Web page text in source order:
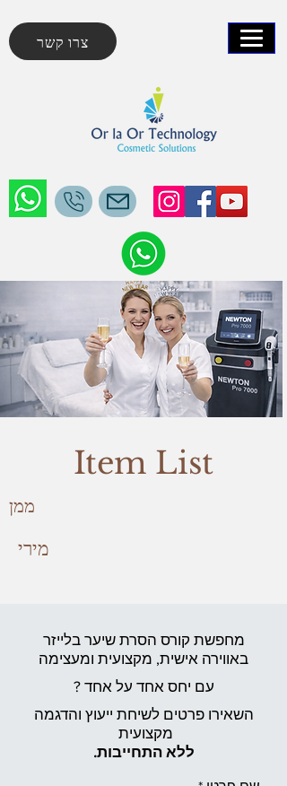
צרו קשר
Item List
ממן
מירי
מחפשת קורס הסרת שיער בלייזר
באווירה אישית, מקצועית ומעצימה
עם יחס אחד על אחד ?
השאירו פרטים לשיחת ייעוץ והדגמה
מקצועית
ללא התחייבות.